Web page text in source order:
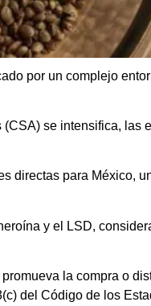
por un complejo
se intensifica, las
directas para México,
y el LSD,
la compra o
del Código de los